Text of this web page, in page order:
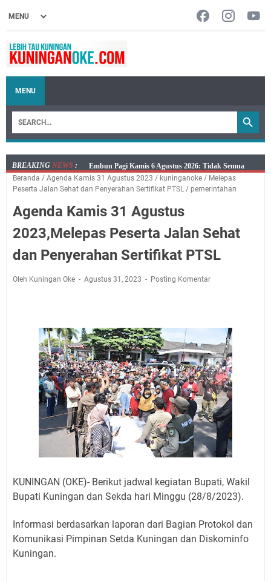
MENU
BREAKING NEWS :
Embun Pagi Kamis 6 Agustus 2026: Tidak Semua
Keterlambatan Berarti Kegagalan
Setiap Noda Ada Pembersihnya, Salat Bisa Menjadi
Kuningan Kamis 6 Agustus 2026
Agenda Kegiatan Bupati, Wabup dan Sekda Kuningan
Ini Lokasi Samling Kuningan Rabu 5 Agustus 2026
Mewah, Belum Tentu Indah
Ayo Salat Kawan! Ini Jadwal Salat Wilayah Kuningan
Rabu 5 Agustus 2026
Agenda Kegiatan Bupati Kuningan Kamis 6 Agustus
2026 Ada Tiga Acara
Kamis 6 Agustus 2026 Mobil Samling Ada di Alun-alun
Luragung, Ini Persyaratan dan Besaran Biayanya
Layanan Mobil Samsat Keliling Kuningan Kamis 6
Agustus 2026 Ada di Empat Titik
Beranda / Agenda Kamis 31 Agustus 2023 / kuninganoke / Melepas
Peserta Jalan Sehat dan Penyerahan Sertifikat PTSL / pemerintahan
Agenda Kamis 31 Agustus
2023,Melepas Peserta Jalan Sehat
dan Penyerahan Sertifikat PTSL
Oleh Kuningan Oke Agustus 31, 2023 Posting Komentar
KUNINGAN (OKE)- Berikut jadwal kegiatan Bupati, Wakil
Bupati Kuningan dan Sekda hari Minggu (28/8/2023).
Informasi berdasarkan laporan dari Bagian Protokol dan
Komunikasi Pimpinan Setda Kuningan dan Diskominfo
Kuningan.